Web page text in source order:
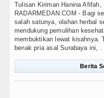
Tulisan Kiriman Hanina
RADARMEDAN.COM - Bagi
salah satunya, olahan herbal
mendukung pemulihan
membuktikan lewat kisahnya.
benak pria asal Surabaya ini, .
Berita